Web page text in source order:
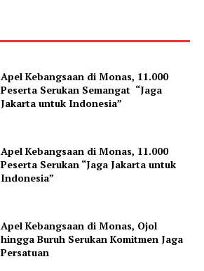
Apel Kebangsaan di Monas, 11.000
Peserta Serukan Semangat “Jaga
Jakarta untuk Indonesia”
Apel Kebangsaan di Monas, 11.000
Peserta Serukan “Jaga Jakarta untuk
Indonesia”
Apel Kebangsaan di Monas, Ojol
hingga Buruh Serukan Komitmen Jaga
Persatuan